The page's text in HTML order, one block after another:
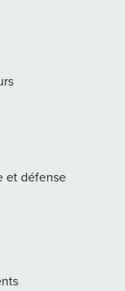
et défense